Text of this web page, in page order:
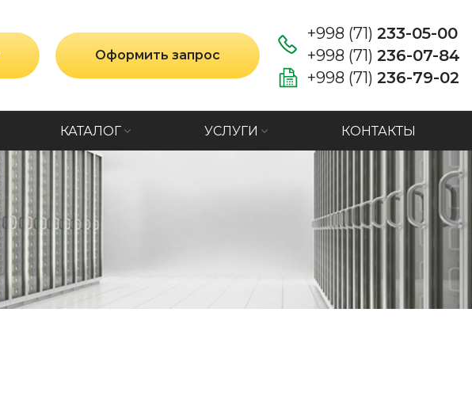
Оформить запрос
+998 (71) 233-05-00
+998 (71) 236-07-84
+998 (71) 236-79-02
КАТАЛОГ УСЛУГИ КОНТАКТЫ